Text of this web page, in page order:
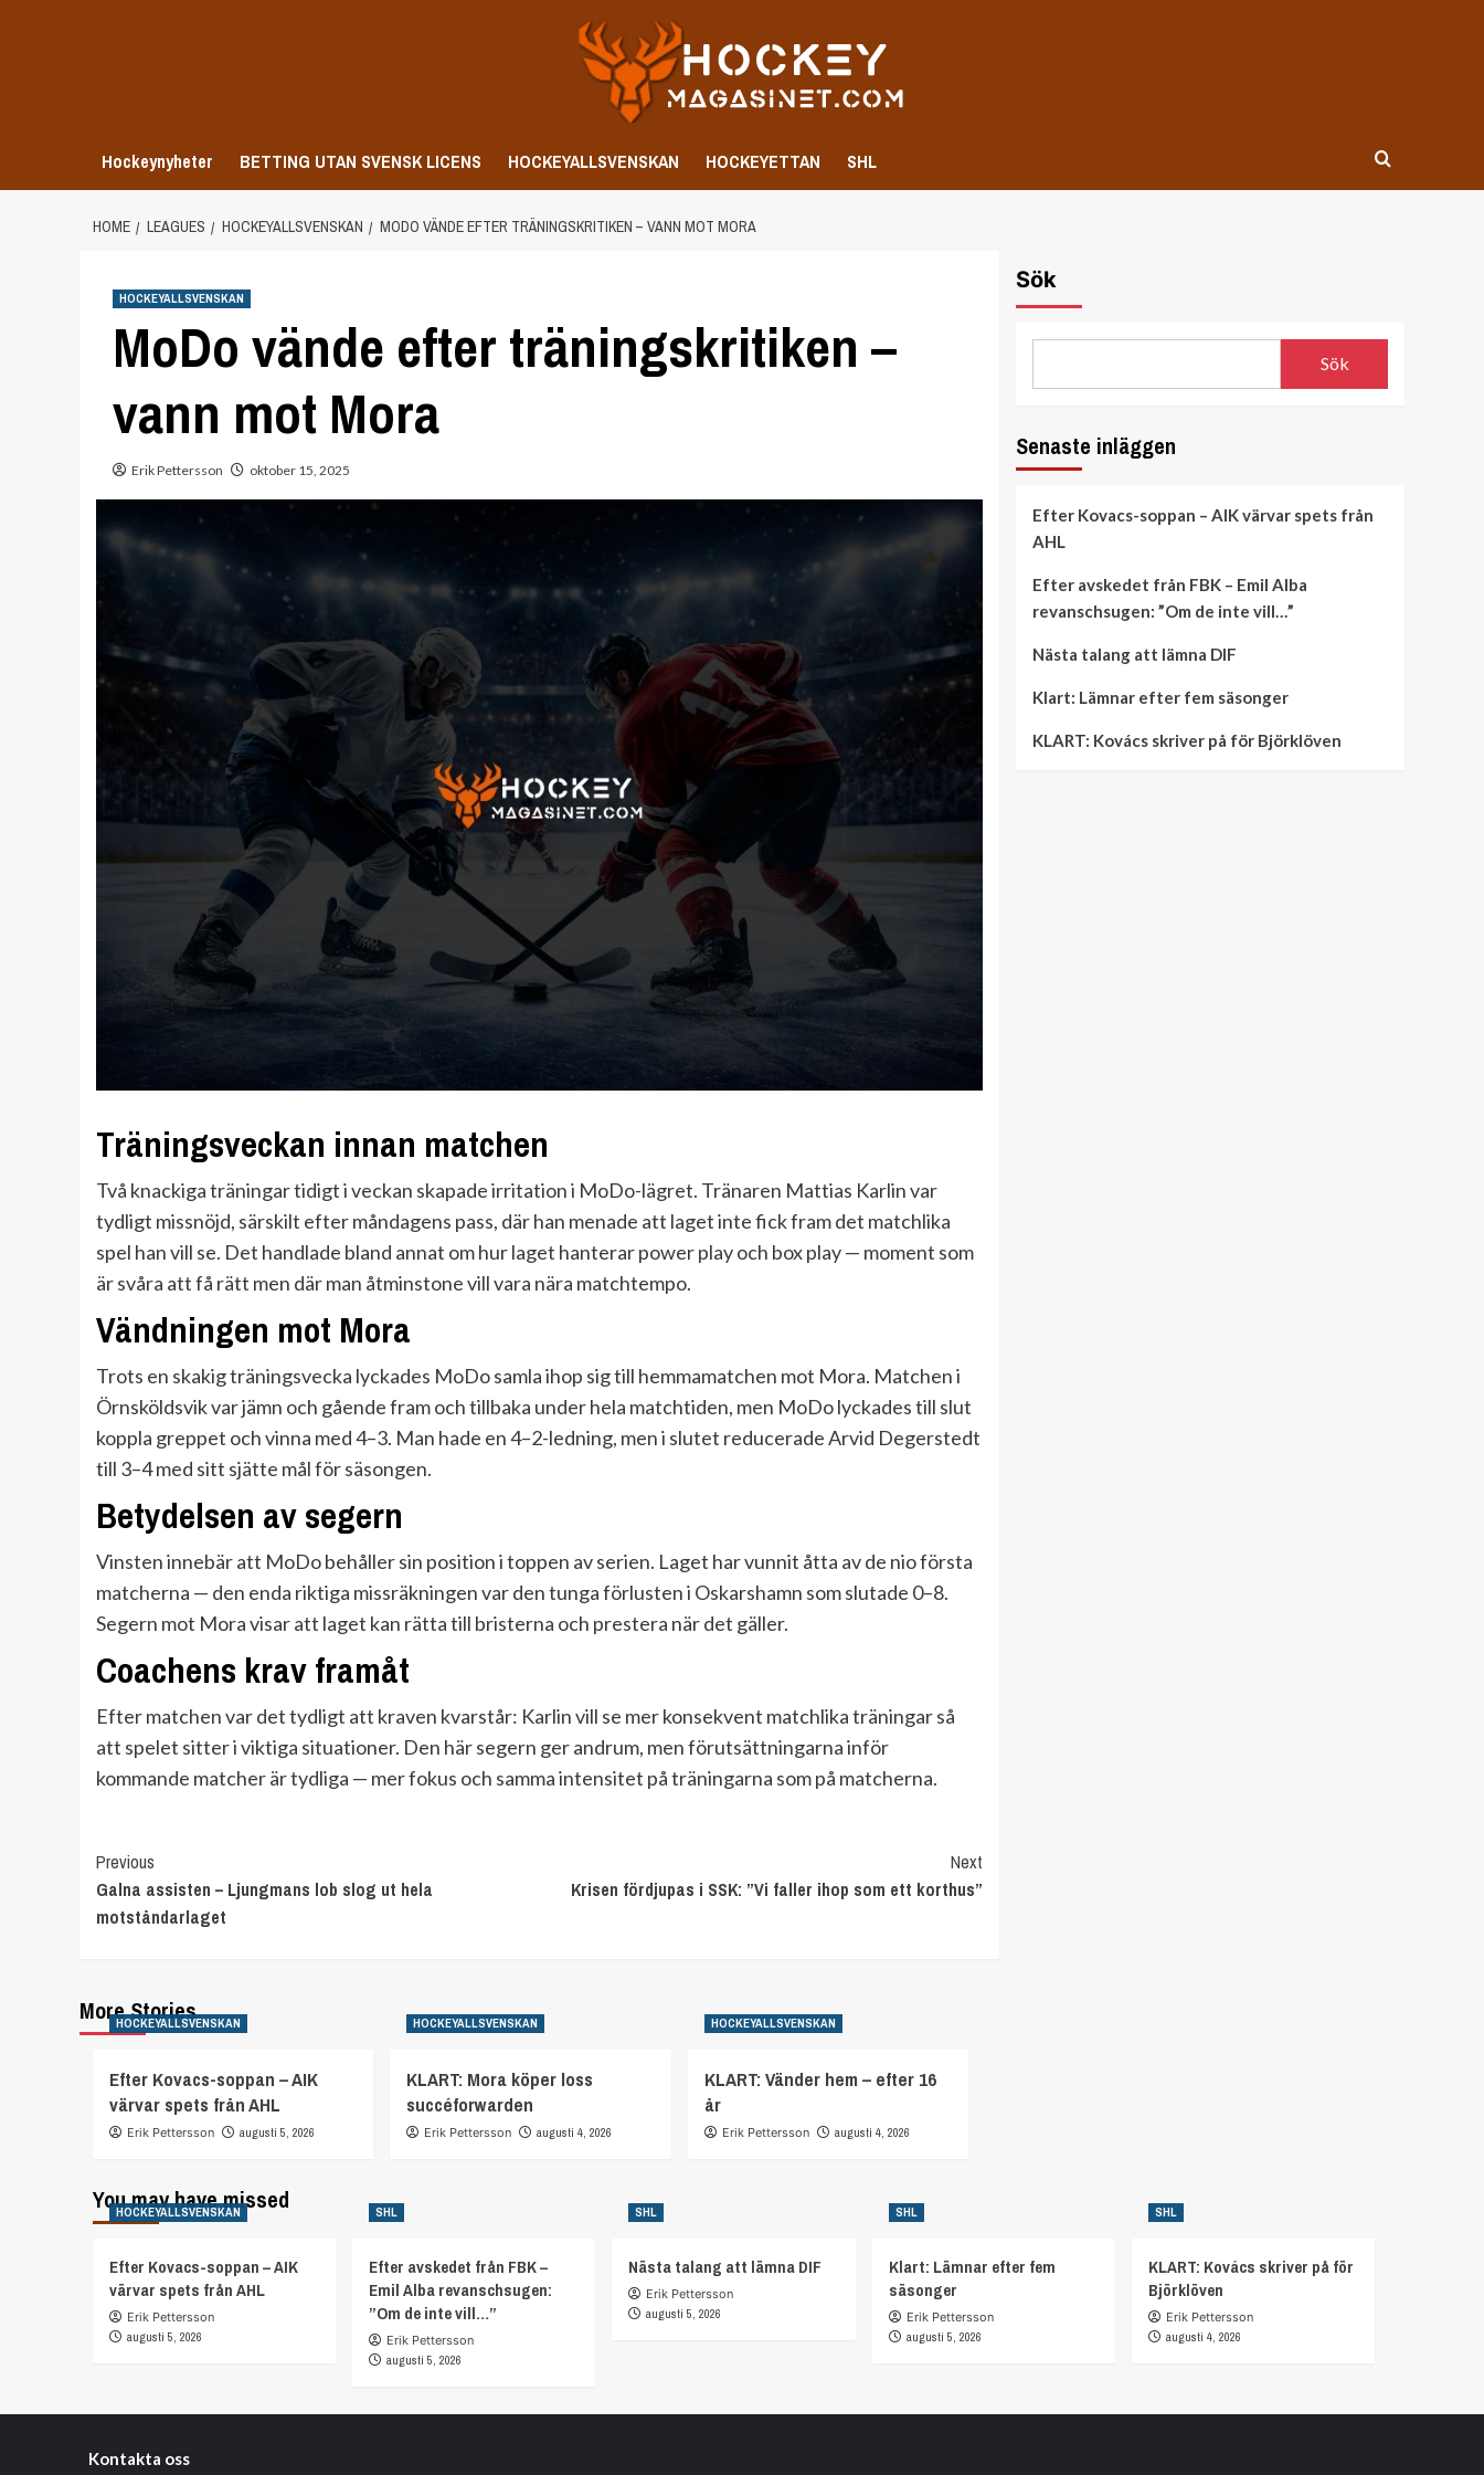
Hockeynyheter BETTING UTAN SVENSK LICENS HOCKEYALLSVENSKAN HOCKEYETTAN SHL
HOME LEAGUES HOCKEYALLSVENSKAN MODO VÄNDE EFTER TRÄNINGSKRITIKEN – VANN MOT MORA
HOCKEYALLSVENSKAN
MoDo vände efter träningskritiken –
vann mot Mora
Erik Pettersson oktober 15, 2025
Träningsveckan innan matchen
Två knackiga träningar tidigt i veckan skapade irritation i MoDo-lägret. Tränaren Mattias Karlin var
tydligt missnöjd, särskilt efter måndagens pass, där han menade att laget inte fick fram det matchlika
spel han vill se. Det handlade bland annat om hur laget hanterar power play och box play — moment som
är svåra att få rätt men där man åtminstone vill vara nära matchtempo.
Vändningen mot Mora
Trots en skakig träningsvecka lyckades MoDo samla ihop sig till hemmamatchen mot Mora. Matchen i
Örnsköldsvik var jämn och gående fram och tillbaka under hela matchtiden, men MoDo lyckades till slut
koppla greppet och vinna med 4–3. Man hade en 4–2-ledning, men i slutet reducerade Arvid Degerstedt
till 3–4 med sitt sjätte mål för säsongen.
Betydelsen av segern
Vinsten innebär att MoDo behåller sin position i toppen av serien. Laget har vunnit åtta av de nio första
matcherna — den enda riktiga missräkningen var den tunga förlusten i Oskarshamn som slutade 0–8.
Segern mot Mora visar att laget kan rätta till bristerna och prestera när det gäller.
Coachens krav framåt
Efter matchen var det tydligt att kraven kvarstår: Karlin vill se mer konsekvent matchlika träningar så
att spelet sitter i viktiga situationer. Den här segern ger andrum, men förutsättningarna inför
kommande matcher är tydliga — mer fokus och samma intensitet på träningarna som på matcherna.
Continue
Reading
Previous
Galna assisten – Ljungmans lob slog ut hela
motståndarlaget
Next
Krisen fördjupas i SSK: ”Vi faller ihop som ett korthus”
More Stories
HOCKEYALLSVENSKAN
Efter Kovacs-soppan – AIK
värvar spets från AHL
Erik Pettersson augusti 5, 2026
HOCKEYALLSVENSKAN
KLART: Mora köper loss
succéforwarden
Erik Pettersson augusti 4, 2026
HOCKEYALLSVENSKAN
KLART: Vänder hem – efter 16
år
Erik Pettersson augusti 4, 2026
Sök
Sök
Senaste inläggen
Efter Kovacs-soppan – AIK värvar spets från
AHL
Efter avskedet från FBK – Emil Alba
revanschsugen: ”Om de inte vill…”
Nästa talang att lämna DIF
Klart: Lämnar efter fem säsonger
KLART: Kovács skriver på för Björklöven
You may have missed
HOCKEYALLSVENSKAN
Efter Kovacs-soppan – AIK
värvar spets från AHL
Erik Pettersson
augusti 5, 2026
SHL
Efter avskedet från FBK –
Emil Alba revanschsugen:
”Om de inte vill…”
Erik Pettersson
augusti 5, 2026
SHL
Nästa talang att lämna DIF
Erik Pettersson
augusti 5, 2026
SHL
Klart: Lämnar efter fem
säsonger
Erik Pettersson
augusti 5, 2026
SHL
KLART: Kovács skriver på för
Björklöven
Erik Pettersson
augusti 4, 2026
Kontakta oss